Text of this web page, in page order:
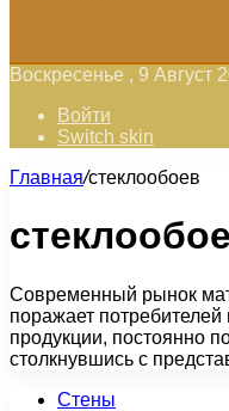
Воскресенье , 9 Август
Войти
Switch skin
Главная/стеклообоев
Современный рынок
поражает
продукции, постоянно
столкнувшись с
Стены